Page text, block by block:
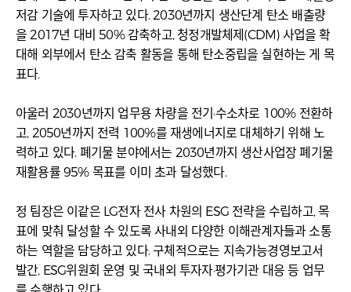
저감 기술에 투자하고 있다. 2030년까지 생산단계 탄소 배출량
을 2017년 대비 50% 감축하고, 청정개발체제(CDM) 사업을 확
대해 외부에서 탄소 감축 활동을 통해 탄소중립을 실현하는 게 목
표다.
아울러 2030년까지 업무용 차량을 전기·수소차로 100% 전환하
고, 2050년까지 전력 100%를 재생에너지로 대체하기 위해 노
력하고 있다. 폐기물 분야에서는 2030년까지 생산사업장 폐기물
재활용률 95% 목표를 이미 초과 달성했다.
정 팀장은 이같은 LG전자 전사 차원의 ESG 전략을 수립하고, 목
표에 맞춰 달성할 수 있도록 사내외 다양한 이해관계자들과 소통
하는 역할을 담당하고 있다. 구체적으로는 지속가능경영보고서
발간, ESG위원회 운영 및 국내외 투자자·평가기관 대응 등 업무